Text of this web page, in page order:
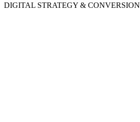
DIGITAL STRATEGY & CONVERSION